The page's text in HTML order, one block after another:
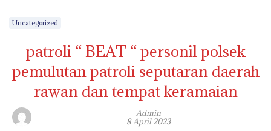
Uncategorized
patroli “ BEAT “ personil polsek
pemulutan patroli seputaran daerah
rawan dan tempat keramaian
Admin
8 April 2023